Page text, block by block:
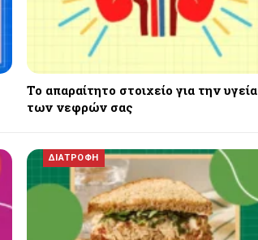
Το απαραίτητο στοιχείο για την υγεία
των νεφρών σας
ΔΙΑΤΡΟΦΗ